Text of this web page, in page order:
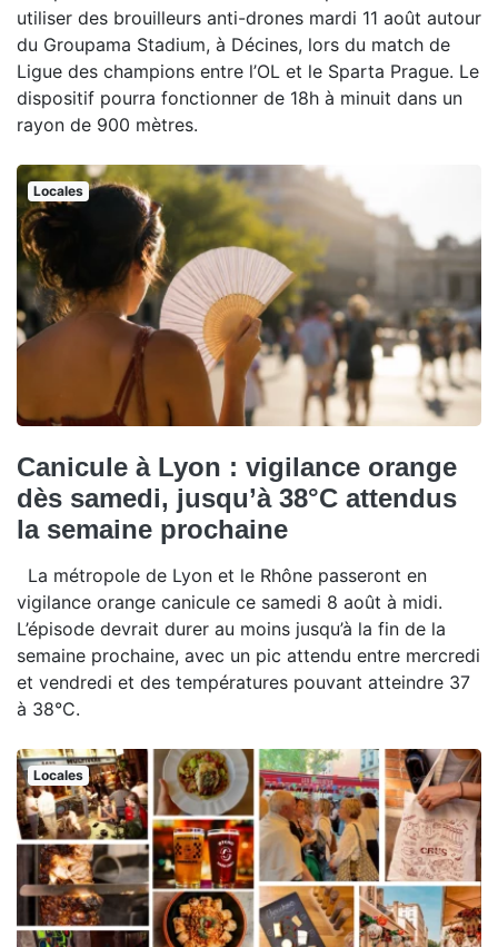
utiliser des brouilleurs anti-drones mardi 11 août autour
du Groupama Stadium, à Décines, lors du match de
Ligue des champions entre l’OL et le Sparta Prague. Le
dispositif pourra fonctionner de 18h à minuit dans un
rayon de 900 mètres.
Locales
Canicule à Lyon : vigilance orange
dès samedi, jusqu’à 38°C attendus
la semaine prochaine
La métropole de Lyon et le Rhône passeront en
vigilance orange canicule ce samedi 8 août à midi.
L’épisode devrait durer au moins jusqu’à la fin de la
semaine prochaine, avec un pic attendu entre mercredi
et vendredi et des températures pouvant atteindre 37
à 38°C.
Locales